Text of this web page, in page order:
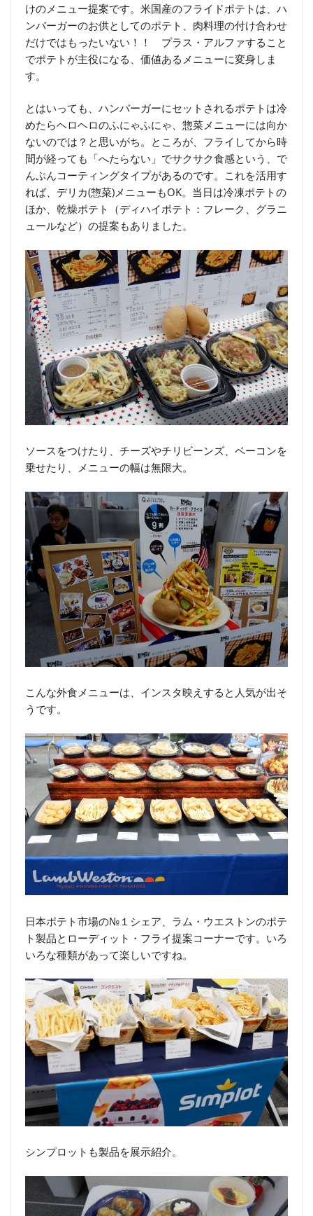
けのメニュー提案です。米国産のフライドポテトは、ハ
ンバーガーのお供としてのポテト、肉料理の付け合わせ
だけではもったいない！！ プラス・アルファすること
でポテトが主役になる、価値あるメニューに変身しま
す。
とはいっても、ハンバーガーにセットされるポテトは冷
めたらヘロヘロのふにゃふにゃ、惣菜メニューには向か
ないのでは？と思いがち。ところが、フライしてから時
間が経っても「へたらない」でサクサク食感という、で
んぷんコーティングタイプがあるのです。これを活用す
れば、デリカ(惣菜)メニューもOK。当日は冷凍ポテトの
ほか、乾燥ポテト（ディハイポテト：フレーク、グラニ
ュールなど）の提案もありました。
ソースをつけたり、チーズやチリビーンズ、ベーコンを
乗せたり、メニューの幅は無限大。
こんな外食メニューは、インスタ映えすると人気が出そ
うです。
日本ポテト市場の№１シェア、ラム・ウエストンのポテ
ト製品とローディット・フライ提案コーナーです。いろ
いろな種類があって楽しいですね。
シンプロットも製品を展示紹介。